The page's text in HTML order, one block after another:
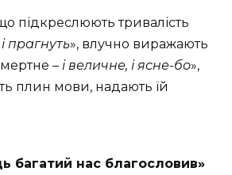
підкреслюють тривалість
і прагнуть», влучно виражають
– і величне, і ясне-бо»,
плин мови, надають їй
багатий нас благословив»